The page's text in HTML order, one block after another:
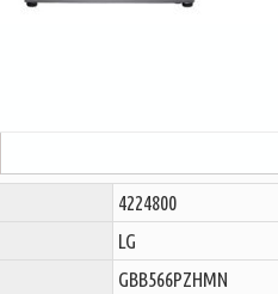
4224800
LG
GBB566PZHMN